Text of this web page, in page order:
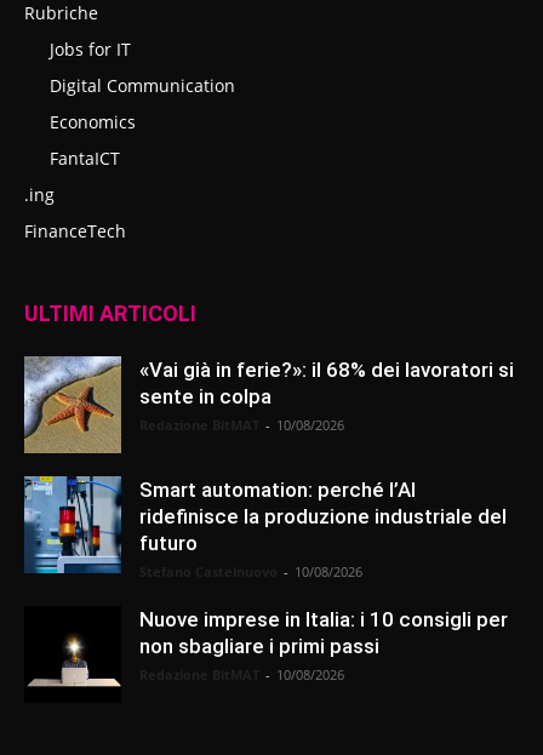
Rubriche
Jobs for IT
Digital Communication
Economics
FantaICT
.ing
FinanceTech
ULTIMI ARTICOLI
«Vai già in ferie?»: il 68% dei lavoratori si
sente in colpa
- 10/08/2026
Smart automation: perché l’AI
ridefinisce la produzione industriale del
futuro
- 10/08/2026
Nuove imprese in Italia: i 10 consigli per
non sbagliare i primi passi
- 10/08/2026